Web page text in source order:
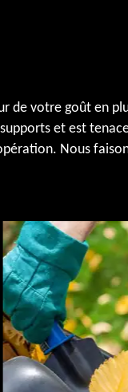
de votre goût en
et est
Nous